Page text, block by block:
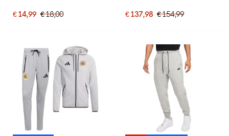
€ 14,99 € 18,00
Donkerblauw Goud
€ 137,98 € 154,99